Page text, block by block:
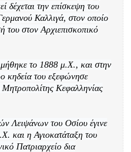
δέχεται την επίσκεψη του
Καλλιγά, στον οποίο
του στον Αρχιεπισκοπικό
το 1888 μ.Χ., και στην
κηδεία του εξεφώνησε
Κεφαλληνίας
Λειψάνων του Οσίου έγινε
και η Αγιοκατάταξη του
Πατριαρχείο δια